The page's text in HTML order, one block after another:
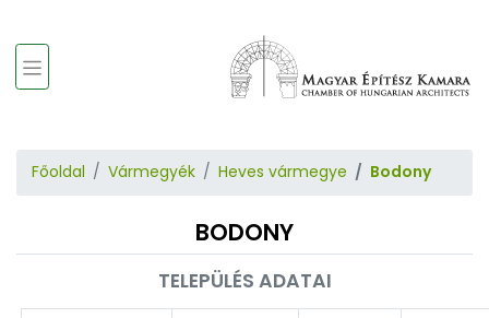
Főoldal Vármegyék Heves vármegye Bodony
BODONY
TELEPÜLÉS ADATAI